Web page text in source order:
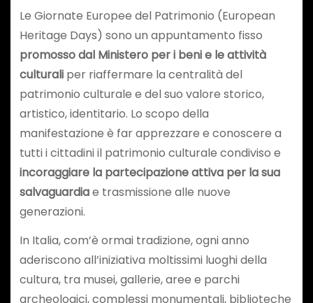
Le Giornate Europee del Patrimonio (European
Heritage Days) sono un appuntamento fisso
promosso dal Ministero per i beni e le attività
culturaliper riaffermare la centralità del
patrimonio culturale e del suo valore storico,
artistico, identitario. Lo scopo della
manifestazione è far apprezzare e conoscere a
tutti i cittadini il patrimonio culturale condiviso e
incoraggiare la partecipazione attiva per la sua
salvaguardiae trasmissione alle nuove
generazioni.
In Italia, com’è ormai tradizione, ogni anno
aderiscono all’iniziativa moltissimi luoghi della
cultura, tra musei, gallerie, aree e parchi
archeologici, complessi monumentali, biblioteche